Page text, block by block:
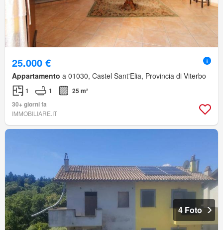
25.000 €
Appartamento a 01030, Castel Sant'Elia, Provincia di Viterbo
1 1
25 m²
30+ giorni fa
IMMOBILIARE.IT
4 Foto